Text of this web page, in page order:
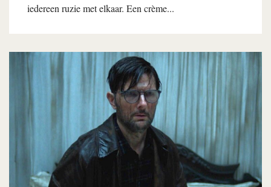
iedereen ruzie met elkaar. Een crème...
Lees verder